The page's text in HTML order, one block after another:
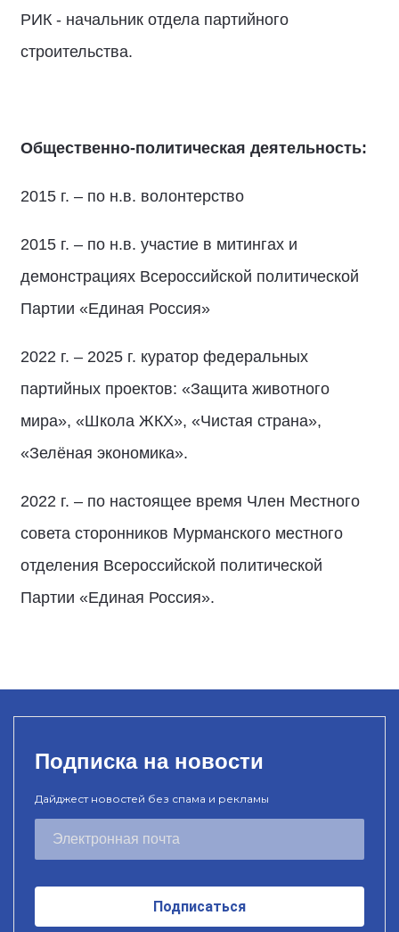
РИК - начальник отдела партийного
строительства.
Общественно-политическая деятельность:
2015 г. – по н.в. волонтерство
2015 г. – по н.в. участие в митингах и
демонстрациях Всероссийской политической
Партии «Единая Россия»
2022 г. – 2025 г. куратор федеральных
партийных проектов: «Защита животного
мира», «Школа ЖКХ», «Чистая страна»,
«Зелёная экономика».
2022 г. – по настоящее время Член Местного
совета сторонников Мурманского местного
отделения Всероссийской политической
Партии «Единая Россия».
Подписка на новости
Дайджест новостей без спама и рекламы
Подписаться